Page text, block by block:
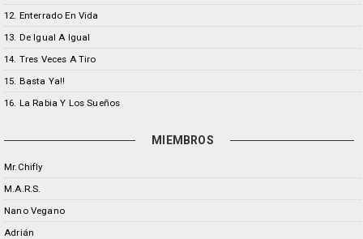
12. Enterrado En Vida
13. De Igual A Igual
14. Tres Veces A Tiro
15. Basta Ya!!
16. La Rabia Y Los Sueños
MIEMBROS
Mr.Chifly
M.A.R.S.
Nano Vegano
Adrián